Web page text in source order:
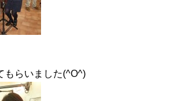
もらいました(^O^)